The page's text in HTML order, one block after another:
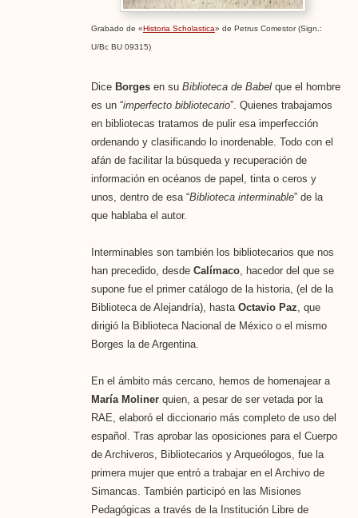
Grabado de «Historia Scholastica» de Petrus Comestor (Sign.:
U/Bc BU 09315)
Dice Borgesen su Biblioteca de Babelque el hombre
es un “imperfecto bibliotecario”. Quienes trabajamos
en bibliotecas tratamos de pulir esa imperfección
ordenando y clasificando lo inordenable. Todo con el
afán de facilitar la búsqueda y recuperación de
información en océanos de papel, tinta o ceros y
unos, dentro de esa “Biblioteca interminable” de la
que hablaba el autor.
Interminables son también los bibliotecarios que nos
han precedido, desde Calímaco, hacedor del que se
supone fue el primer catálogo de la historia, (el de la
Biblioteca de Alejandría), hasta Octavio Paz, que
dirigió la Biblioteca Nacional de México o el mismo
Borges la de Argentina.
En el ámbito más cercano, hemos de homenajear a
María Molinerquien, a pesar de ser vetada por la
RAE, elaboró el diccionario más completo de uso del
español. Tras aprobar las oposiciones para el Cuerpo
de Archiveros, Bibliotecarios y Arqueólogos, fue la
primera mujer que entró a trabajar en el Archivo de
Simancas. También participó en las Misiones
Pedagógicas a través de la Institución Libre de